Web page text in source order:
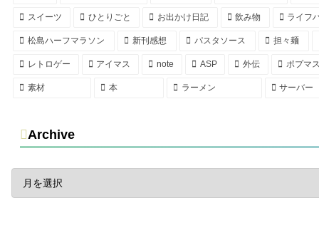
スイーツ ひとりごと お出かけ日記 飲み物 ライフ
松島ハーフマラソン 新刊感想 パスタソース 担々麺
レトロゲー アイマス note ASP 外伝 ポプマ
素材 本 ラーメン サーバー
Archive